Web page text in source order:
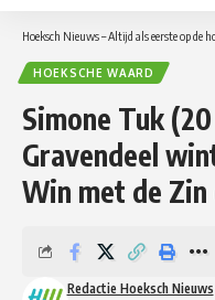
Hoeksch Nieuws – Altijd als eerste op de
HOEKSCHE WAARD
Simone Tuk
Gravendeel
Win met de Zin
Redactie Hoeksch Nieuws